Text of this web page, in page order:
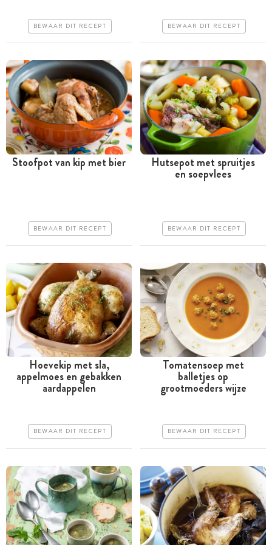
Makkelijk
BEWAAR DIT RECEPT Erg makkelijk
BEWAAR DIT RECEPT
Makkelijk
Stoofpot van kip met bier
BEWAAR DIT RECEPT
Meer dan 1 uur
Erg makkelijk
Hutsepot met spruitjes
en soepvlees
BEWAAR DIT RECEPT
Tussen 30 minuten en 1
Hoevekip met sla,
appelmoes en gebakken
aardappelen
BEWAAR DIT RECEPT
Tussen 30 minuten en 1
Tomatensoep met
balletjes op
grootmoeders wijze
BEWAAR DIT RECEPT